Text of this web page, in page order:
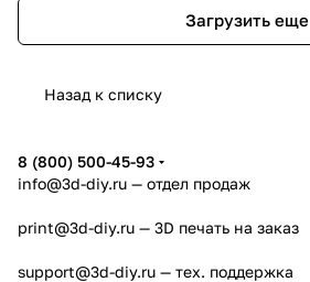
Загрузить еще
Назад к списку
8 (800) 500-45-93
info@3d-diy.ru — отдел продаж
print@3d-diy.ru — 3D печать на заказ
support@3d-diy.ru — тех. поддержка